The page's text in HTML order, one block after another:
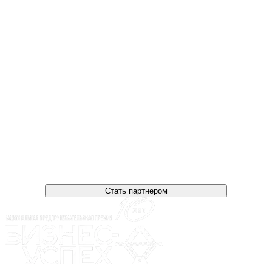
Стать партнером